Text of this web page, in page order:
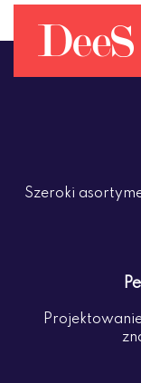
Szeroki